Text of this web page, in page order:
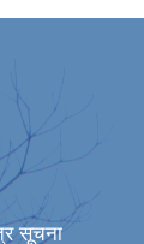
सूचना